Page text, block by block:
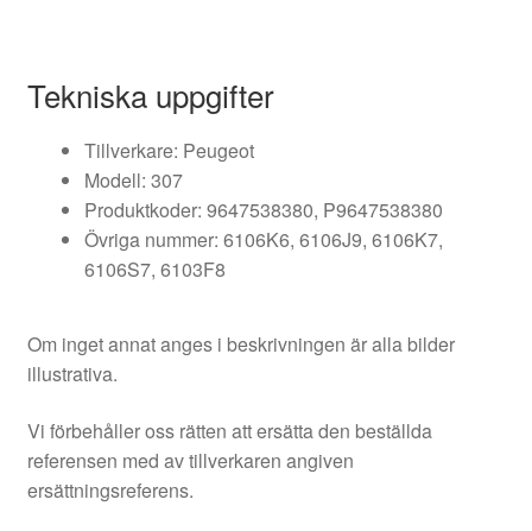
Tekniska uppgifter
Tillverkare: Peugeot
Modell: 307
Produktkoder: 9647538380, P9647538380
Övriga nummer: 6106K6, 6106J9, 6106K7,
6106S7, 6103F8
Om inget annat anges i beskrivningen är alla bilder
illustrativa.
Vi förbehåller oss rätten att ersätta den beställda
referensen med av tillverkaren angiven
ersättningsreferens.